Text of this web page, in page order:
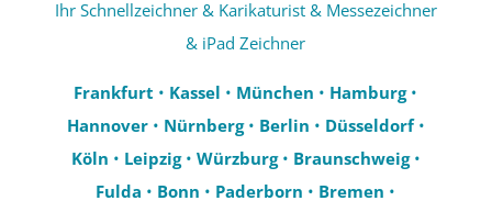
Ihr Schnellzeichner & Karikaturist & Messezeichner
& iPad Zeichner
Frankfurt • Kassel • München • Hamburg•
Hannover• Nürnberg• Berlin • Düsseldorf•
Köln • Leipzig• Würzburg • Braunschweig•
Fulda • Bonn • Paderborn • Bremen •